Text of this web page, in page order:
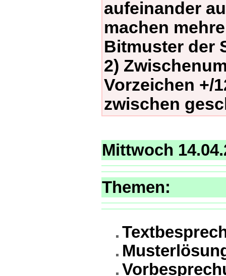
aufeinander
machen
Bitmuster der
2)
Vorzeichen +/
zwischen
Mittwoch
Themen: